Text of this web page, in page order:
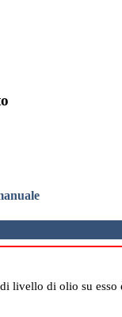
livello di olio su esso